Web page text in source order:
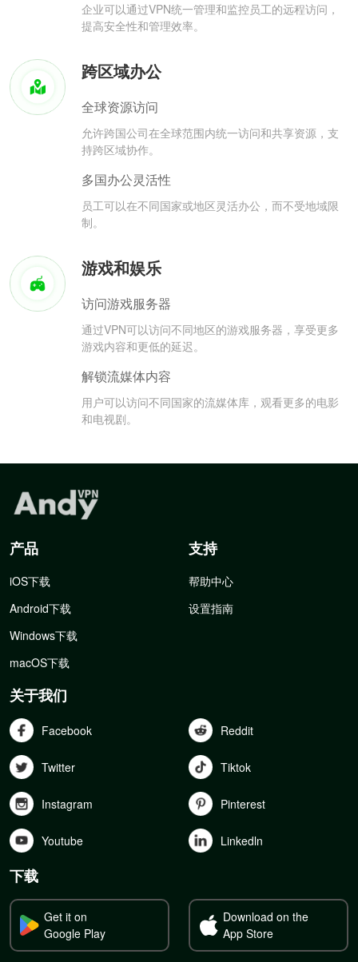
企业可以通过VPN统一管理和监控员工的远程访问，
提高安全性和管理效率。
跨区域办公
全球资源访问
允许跨国公司在全球范围内统一访问和共享资源，支
持跨区域协作。
多国办公灵活性
员工可以在不同国家或地区灵活办公，而不受地域限
制。
游戏和娱乐
访问游戏服务器
通过VPN可以访问不同地区的游戏服务器，享受更多
游戏内容和更低的延迟。
解锁流媒体内容
用户可以访问不同国家的流媒体库，观看更多的电影
和电视剧。
产品
iOS下载
Android下载
Windows下载
macOS下载
支持
帮助中心
设置指南
关于我们
Facebook Reddit
Twitter Tiktok
Instagram Pinterest
Youtube Linkedln
下载
Get it on
Google Play
Download on the
App Store